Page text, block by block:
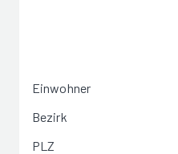
Einwohner
Bezirk
PLZ